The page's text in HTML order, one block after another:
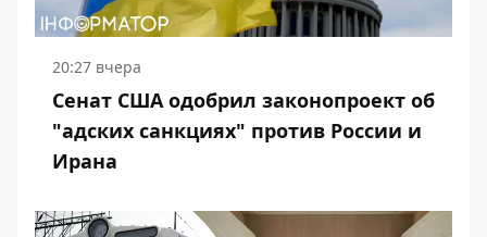
20:27 вчера
Сенат США одобрил законопроект об
"адских санкциях" против России и
Ирана